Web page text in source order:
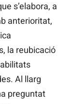
s’elabora, a
anterioritat,
la reubicació
Al llarg
preguntat